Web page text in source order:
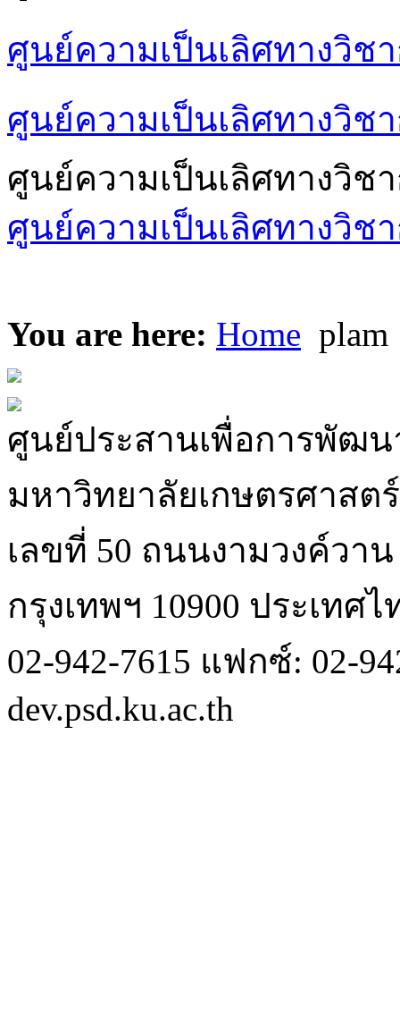
ศูนย์ความเป็นเลิศทางวิช
ศูนย์ความเป็นเลิศทางวิช
ศูนย์ความเป็นเลิศทางวิช
ศูนย์ความเป็นเลิศทางวิช
You are here: Home plam
ศูนย์ประสานเพื่อการพัฒน
มหาวิทยาลัยเกษตรศาสต
เลขที่ 50 ถนนงามวงค์วา
กรุงเทพฯ 10900 ประเทศไ
02-942-7615 แฟกซ์: 02-
dev.psd.ku.ac.th